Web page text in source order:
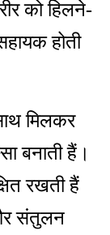
को हिलने-
होती
मिलकर
बनाती हैं।
रखती हैं
संतुलन